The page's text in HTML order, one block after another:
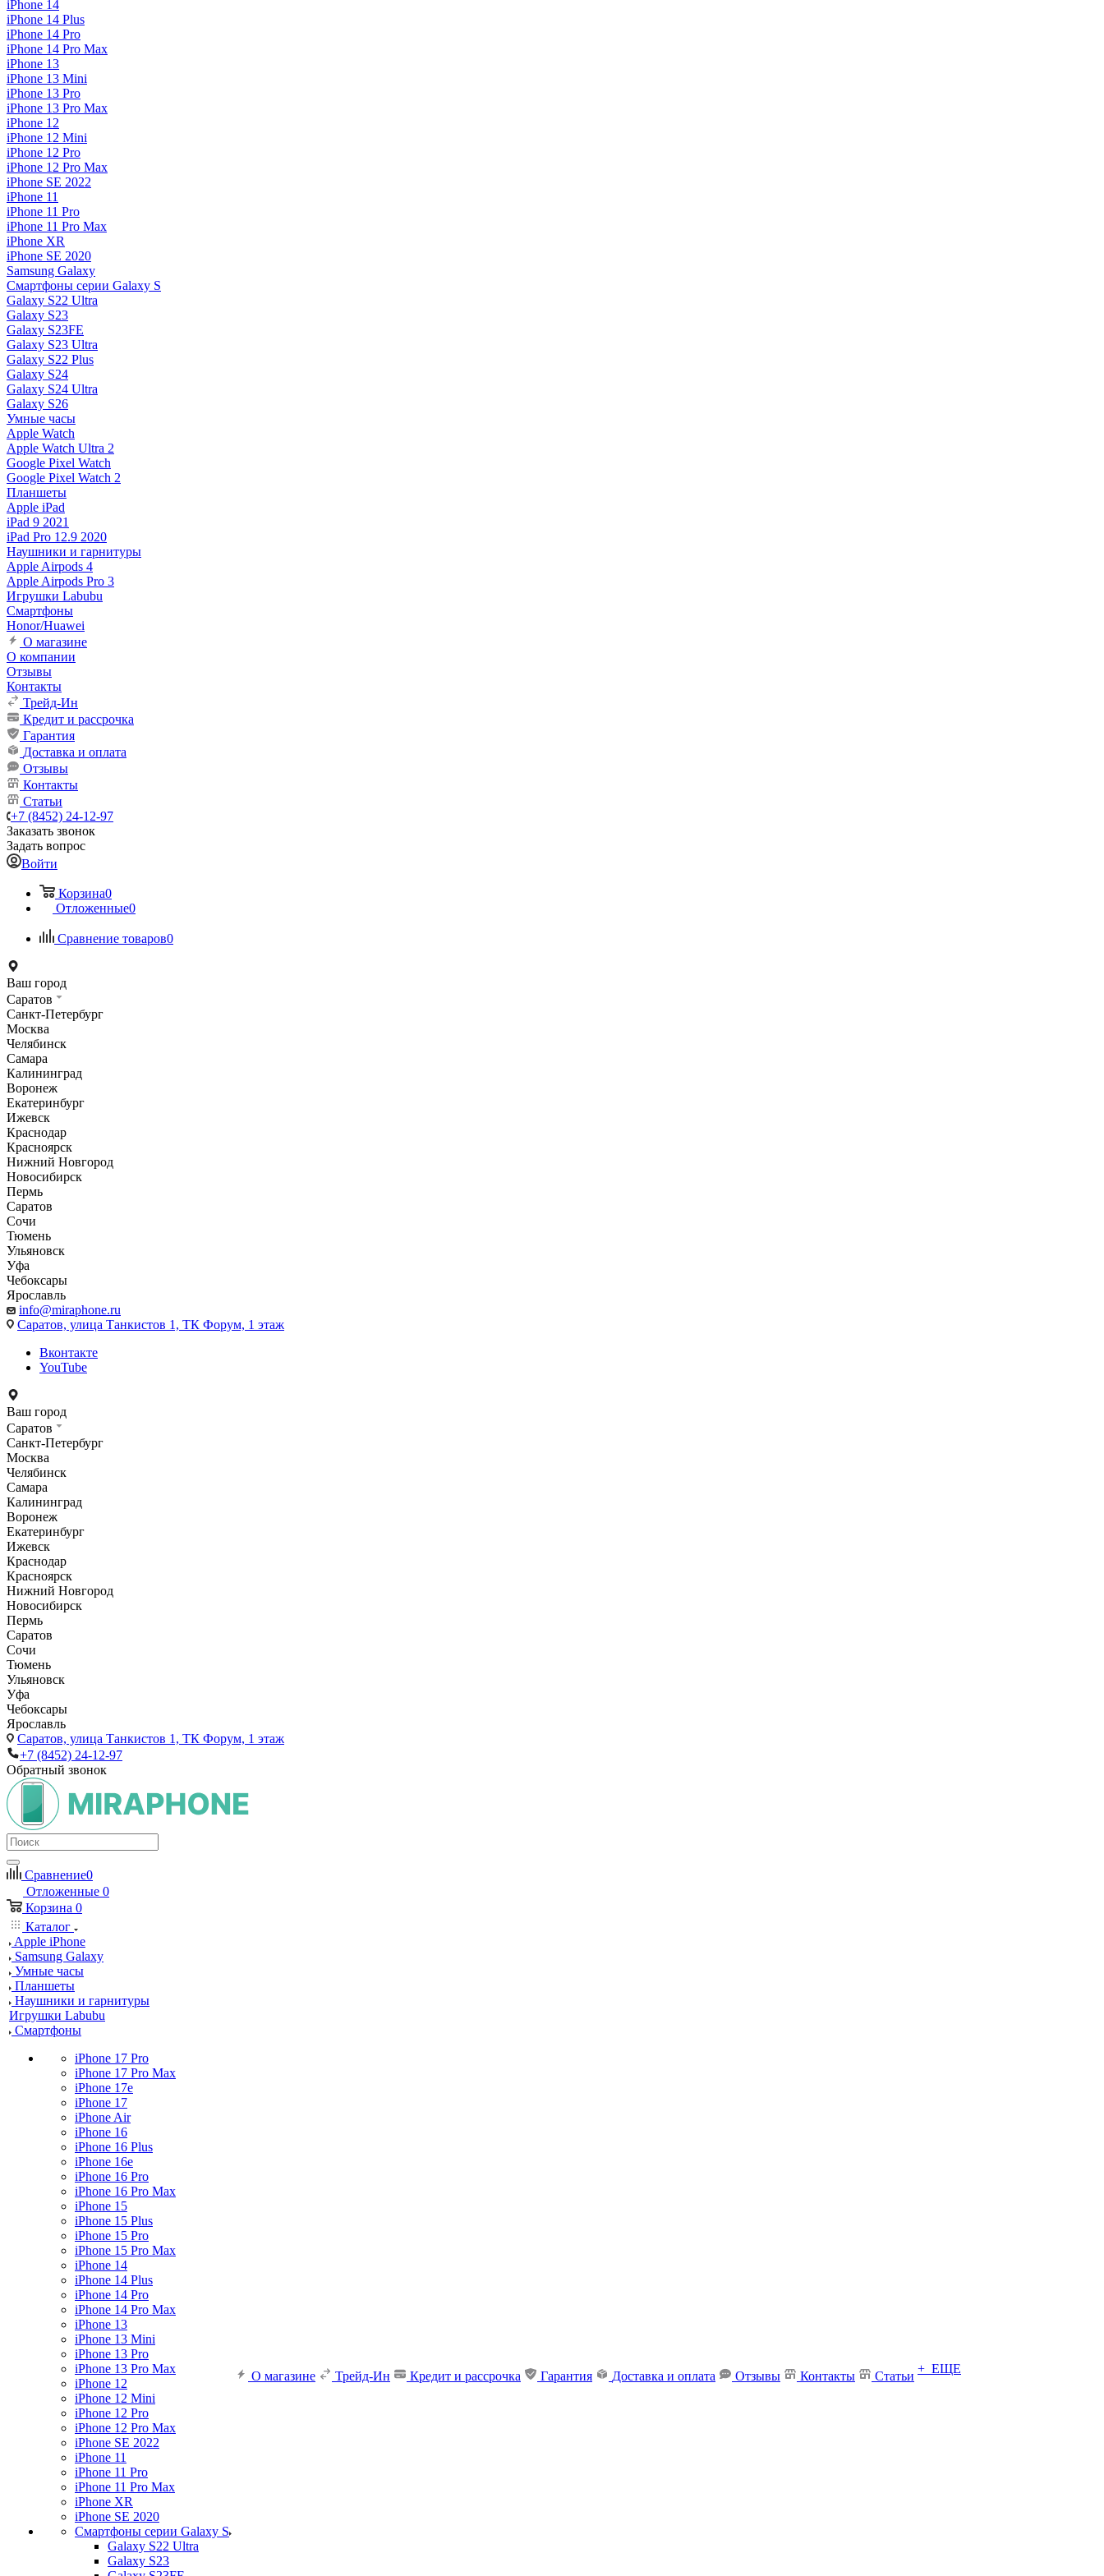
iPhone 14
iPhone 14 Plus
iPhone 14 Pro
iPhone 14 Pro Max
iPhone 13
iPhone 13 Mini
iPhone 13 Pro
iPhone 13 Pro Max
iPhone 12
iPhone 12 Mini
iPhone 12 Pro
iPhone 12 Pro Max
iPhone SE 2022
iPhone 11
iPhone 11 Pro
iPhone 11 Pro Max
iPhone XR
iPhone SE 2020
Samsung Galaxy
Смартфоны серии Galaxy S
Galaxy S22 Ultra
Galaxy S23
Galaxy S23FE
Galaxy S23 Ultra
Galaxy S22 Plus
Galaxy S24
Galaxy S24 Ultra
Galaxy S26
Умные часы
Apple Watch
Apple Watch Ultra 2
Google Pixel Watch
Google Pixel Watch 2
Планшеты
Apple iPad
iPad 9 2021
iPad Pro 12.9 2020
Наушники и гарнитуры
Apple Airpods 4
Apple Airpods Pro 3
Игрушки Labubu
Смартфоны
Honor/Huawei
О магазине
О компании
Отзывы
Контакты
Трейд-Ин
Кредит и рассрочка
Гарантия
Доставка и оплата
Отзывы
Контакты
Статьи
+7 (8452) 24-12-97
Заказать звонок
Задать вопрос
Войти
Корзина0
Отложенные0
Сравнение товаров0
Ваш город
Саратов
Санкт-Петербург
Москва
Челябинск
Самара
Калининград
Воронеж
Екатеринбург
Ижевск
Краснодар
Красноярск
Нижний Новгород
Новосибирск
Пермь
Саратов
Сочи
Тюмень
Ульяновск
Уфа
Чебоксары
Ярославль
info@miraphone.ru
Саратов, улица Танкистов 1, ТК Форум, 1 этаж
Вконтакте
YouTube
Ваш город
Саратов
Санкт-Петербург
Москва
Челябинск
Самара
Калининград
Воронеж
Екатеринбург
Ижевск
Краснодар
Красноярск
Нижний Новгород
Новосибирск
Пермь
Саратов
Сочи
Тюмень
Ульяновск
Уфа
Чебоксары
Ярославль
Саратов, улица Танкистов 1, ТК Форум, 1 этаж
+7 (8452) 24-12-97
Обратный звонок
Сравнение0
Отложенные 0
Корзина 0
Каталог
Apple iPhone
Samsung Galaxy
Умные часы
Планшеты
Наушники и гарнитуры
Игрушки Labubu
Смартфоны
iPhone 17 Pro
iPhone 17 Pro Max
iPhone 17e
iPhone 17
iPhone Air
iPhone 16
iPhone 16 Plus
iPhone 16e
iPhone 16 Pro
iPhone 16 Pro Max
iPhone 15
iPhone 15 Plus
iPhone 15 Pro
iPhone 15 Pro Max
iPhone 14
iPhone 14 Plus
iPhone 14 Pro
iPhone 14 Pro Max
iPhone 13
iPhone 13 Mini
iPhone 13 Pro
iPhone 13 Pro Max
iPhone 12
iPhone 12 Mini
iPhone 12 Pro
iPhone 12 Pro Max
iPhone SE 2022
iPhone 11
iPhone 11 Pro
iPhone 11 Pro Max
iPhone XR
iPhone SE 2020
Смартфоны серии Galaxy S
Galaxy S22 Ultra
Galaxy S23
О магазине Трейд-Ин Кредит и рассрочка Гарантия Доставка и оплата Отзывы Контакты Статьи
+ ЕЩЕ